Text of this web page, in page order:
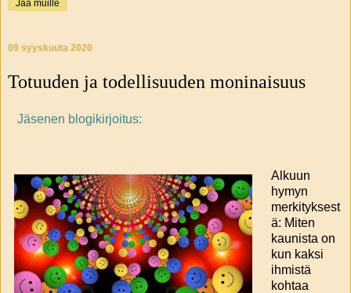
Jaa muille
09 syyskuuta 2020
Totuuden ja todellisuuden moninaisuus
Jäsenen blogikirjoitus:
Alkuun
hymyn
merkityksest
ä: Miten
kaunista on
kun kaksi
ihmistä
kohtaa